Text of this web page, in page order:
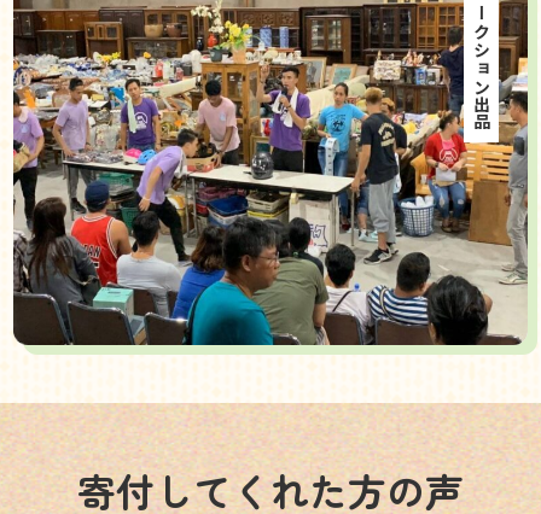
海外オークション出品
寄付してくれた方の声